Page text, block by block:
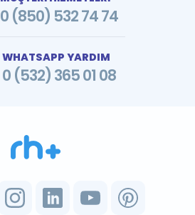
0 (850) 532 74 74
WHATSAPP YARDIM
0 (532) 365 01 08